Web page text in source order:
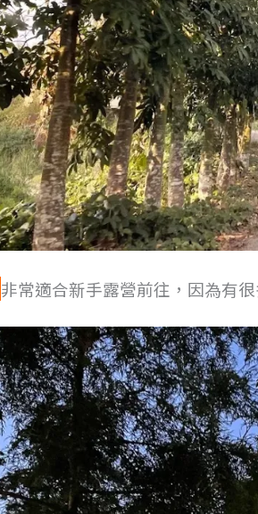
非常適合新手露營前往，因為有